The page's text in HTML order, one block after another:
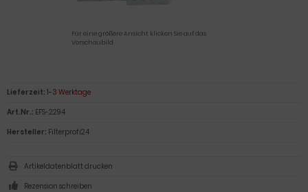
Für eine größere Ansicht klicken Sie auf das
Vorschaubild
Lieferzeit: 1-3 Werktage
Art.Nr.: EFS-2294
Hersteller: Filterprofi24
Artikeldatenblatt drucken
Rezension schreiben